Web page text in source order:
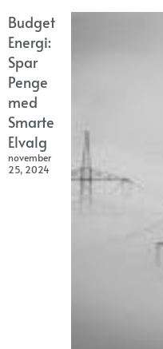
Budget
Energi:
Spar
Penge
med
Smarte
Elvalg
november
25, 2024